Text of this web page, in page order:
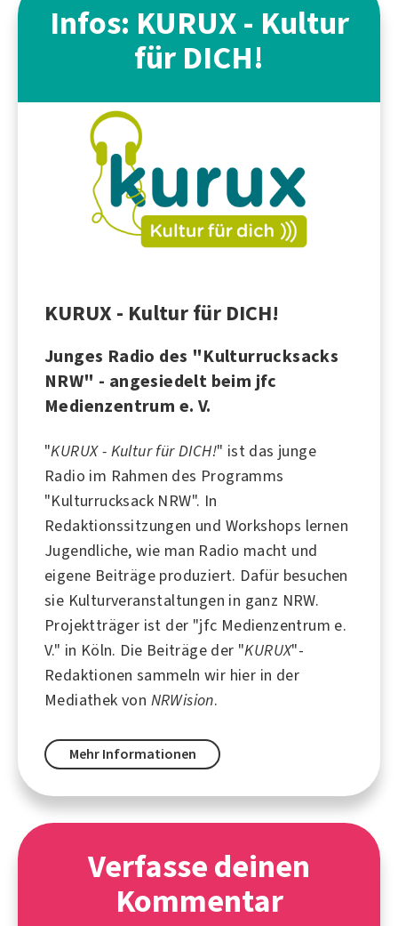
Infos: KURUX - Kultur
für DICH!
KURUX - Kultur für DICH!
Junges Radio des "Kulturrucksacks
NRW" - angesiedelt beim jfc
Medienzentrum e. V.
"KURUX - Kultur für DICH!" ist das junge
Radio im Rahmen des Programms
"Kulturrucksack NRW". In
Redaktionssitzungen und Workshops lernen
Jugendliche, wie man Radio macht und
eigene Beiträge produziert. Dafür besuchen
sie Kulturveranstaltungen in ganz NRW.
Projektträger ist der "jfc Medienzentrum e.
V." in Köln. Die Beiträge der "KURUX"-
Redaktionen sammeln wir hier in der
Mediathek von NRWision.
Mehr Informationen
Verfasse deinen
Kommentar